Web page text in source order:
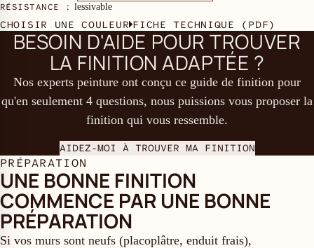
RÉSISTANCE : lessivable
CHOISIR UNE COULEUR FICHE TECHNIQUE (PDF)
BESOIN D'AIDE POUR TROUVER
LA FINITION ADAPTÉE ?
Nos experts peinture ont conçu ce guide de finition pour
qu'en seulement 4 questions, nous puissions vous proposer la
finition qui vous ressemble.
AIDEZ-MOI À TROUVER MA FINITION
PRÉPARATION
UNE BONNE FINITION
COMMENCE PAR UNE BONNE
PRÉPARATION
Si vos murs sont neufs (placoplâtre, enduit frais),